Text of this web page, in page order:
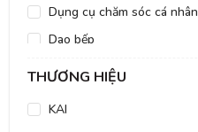
Dụng cụ chăm sóc cá nhân
Dao bếp
THƯƠNG HIỆU
KAI